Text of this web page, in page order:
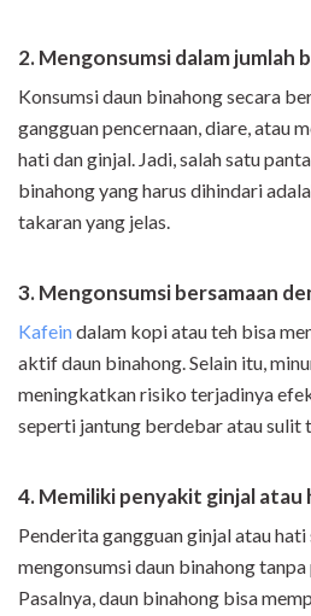
2. Mengonsumsi dalam jumlah
Konsumsi daun binahong secara
gangguan pencernaan, diare, atau
hati dan ginjal. Jadi, salah satu
binahong yang harus dihindari
takaran yang jelas.
3. Mengonsumsi bersamaan
Kafeindalam kopi atau teh bisa
aktif daun binahong. Selain itu,
meningkatkan risiko terjadinya
seperti jantung berdebar atau sulit
4. Memiliki penyakit ginjal atau
Penderita gangguan ginjal atau
mengonsumsi daun binahong
Pasalnya, daun binahong bisa